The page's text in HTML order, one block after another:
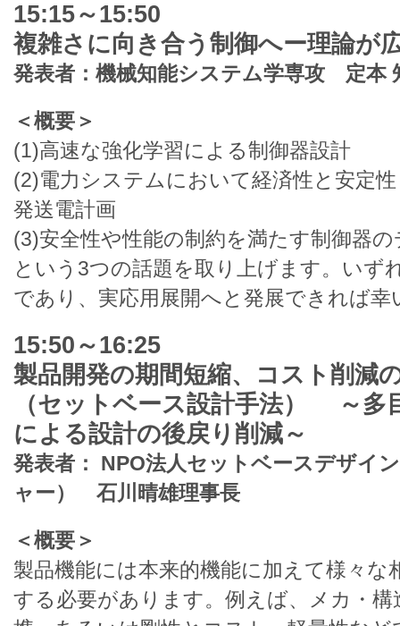
15:15～15:50
複雑さに向き合う制御へー理論が
発表者：機械知能システム学専攻 定本
＜概要＞
(1)高速な強化学習による制御器設計
(2)電力システムにおいて経済性と安定
発送電計画
(3)安全性や性能の制約を満たす制御器
という3つの話題を取り上げます。いず
であり、実応用展開へと発展できれば幸
15:50～16:25
製品開発の期間短縮、コスト削減
（セットベース設計手法） ～多
による設計の後戻り削減～
発表者： NPO法人セットベースデザイ
ャー） 石川晴雄理事長
＜概要＞
製品機能には本来的機能に加えて様々な
する必要があります。例えば、メカ・構